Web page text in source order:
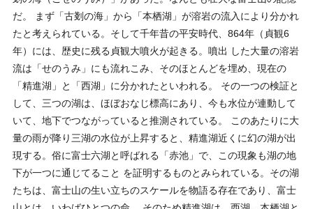
だ。 まず「古剗の海」から「本栖湖」が溶岩の流入により分かれ
たと考えられている。そして千年昔の平安時代、864年（貞観6
年）には、歴史に残る貞観大噴火が起きる。噴出 した大量の溶岩
流は「せのうみ」にも流れこみ、そのほとんどを埋め、現在の
「精進湖」と「西湖」に分かれたといわれる。 その一つの検証と
して、三つの湖は、ほぼおなじ標高にあり、今も水位が連動して
いて、地下でつながっていると推測されている。 このあたりに大
量の雨が降り三湖の水位が上昇すると、精進湖近くに幻の湖が出
現する。俗に富士六湖と呼ばれる「赤池」で、この現象も湖の地
下が一つに通じてること を証明するものとみられている。その湖
たちは、富士山の生い立ちのスケールを物語る存在であり、富士